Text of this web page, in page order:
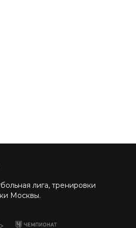
лига, тренировки
Москвы.